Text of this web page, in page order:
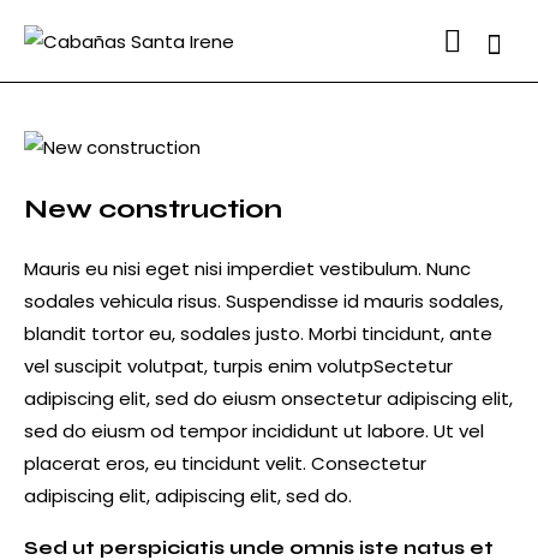
New construction
Mauris eu nisi eget nisi imperdiet vestibulum. Nunc
sodales vehicula risus. Suspendisse id mauris sodales,
blandit tortor eu, sodales justo. Morbi tincidunt, ante
vel suscipit volutpat, turpis enim volutpSectetur
adipiscing elit, sed do eiusm onsectetur adipiscing elit,
sed do eiusm od tempor incididunt ut labore. Ut vel
placerat eros, eu tincidunt velit. Consectetur
adipiscing elit, adipiscing elit, sed do.
Sed ut perspiciatis unde omnis iste natus et